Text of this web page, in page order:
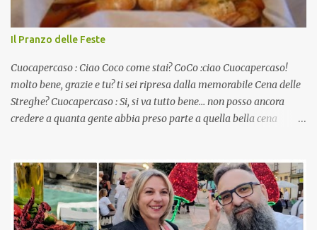
Il Pranzo delle Feste
Cuocapercaso : Ciao Coco come stai? CoCo :ciao Cuocapercaso!
molto bene, grazie e tu? ti sei ripresa dalla memorabile Cena delle
Streghe? Cuocapercaso : Si, si va tutto bene… non posso ancora
credere a quanta gente abbia preso parte a quella bella cena
pranzo, racconta un po'! Perchè io avrò ospiti e cerco degli spunti...
Cuocapercaso : A dire il vero domenica prossima non preparo
nulla perché vado al Pranzo Aziendale di fine anno organizzato dai
mie capi! CoCo : Pranzo aziendale? Una bella idea! Cuocapercaso :